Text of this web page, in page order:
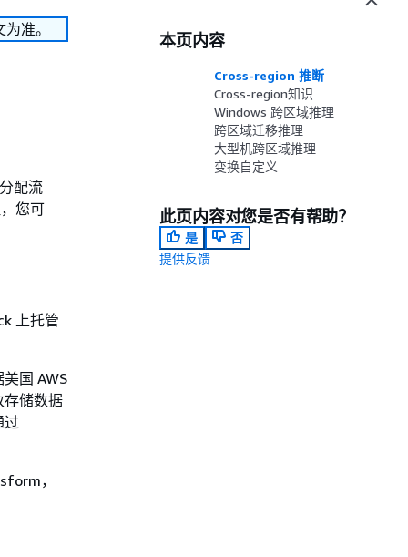
准。
配流
您可
上托管
国 AWS
存储数据
过
，
本页内容
Cross-region 推断
Cross-region知识
Windows 跨区域推理
跨区域迁移推理
大型机跨区域推理
变换自定义
此页内容对您是否有帮助？
是
否
提供反馈